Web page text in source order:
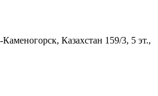
Казахстан 159/3, 5 эт.,